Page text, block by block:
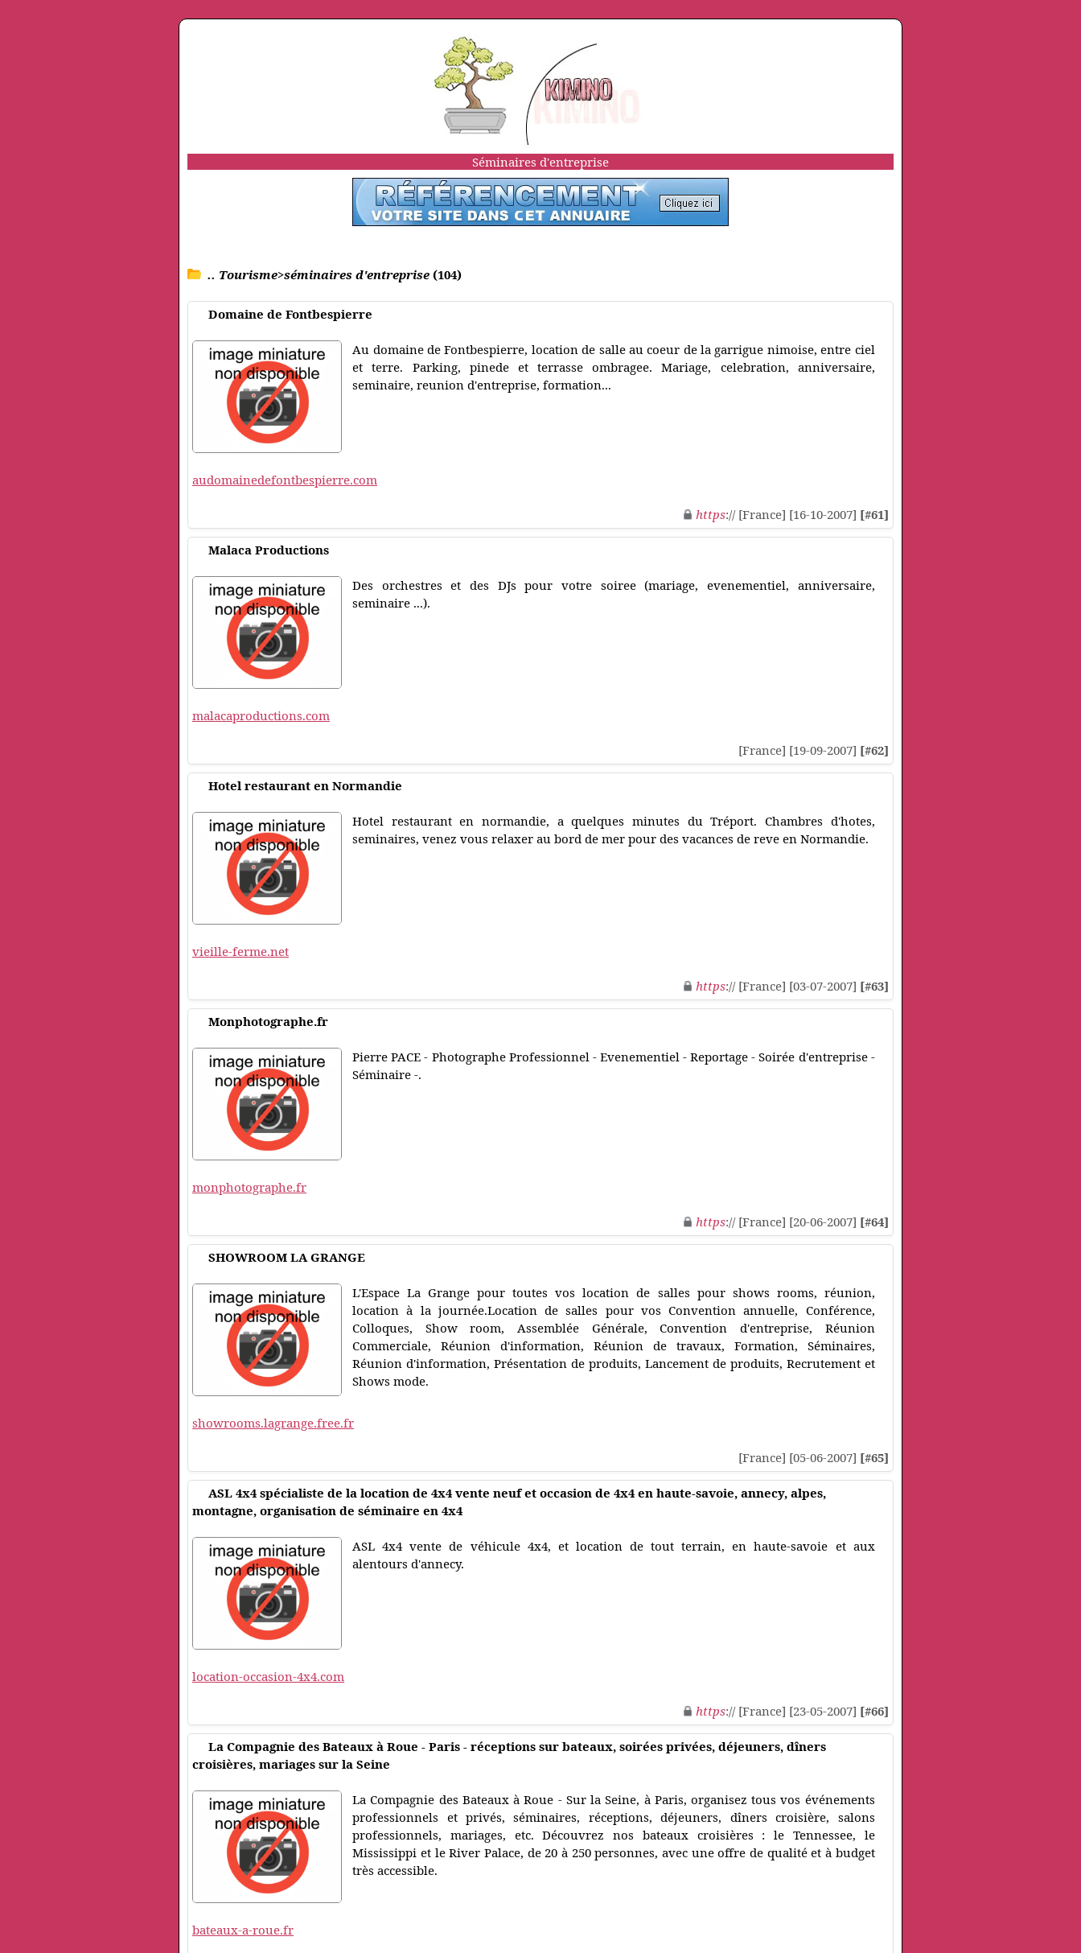
Séminaires d'entreprise
.. Tourisme>séminaires d'entreprise (104)
Domaine de Fontbespierre
Au domaine de Fontbespierre, location de salle au coeur de la garrigue nimoise, entre ciel
et terre. Parking, pinede et terrasse ombragee. Mariage, celebration, anniversaire,
seminaire, reunion d'entreprise, formation...
audomainedefontbespierre.com
https:// [France] [16-10-2007] [#61]
Malaca Productions
Des orchestres et des DJs pour votre soiree (mariage, evenementiel, anniversaire,
seminaire ...).
malacaproductions.com
[France] [19-09-2007] [#62]
Hotel restaurant en Normandie
Hotel restaurant en normandie, a quelques minutes du Tréport. Chambres d'hotes,
seminaires, venez vous relaxer au bord de mer pour des vacances de reve en Normandie.
vieille-ferme.net
https:// [France] [03-07-2007] [#63]
Monphotographe.fr
Pierre PACE - Photographe Professionnel - Evenementiel - Reportage - Soirée d'entreprise -
Séminaire -.
monphotographe.fr
https:// [France] [20-06-2007] [#64]
SHOWROOM LA GRANGE
L'Espace La Grange pour toutes vos location de salles pour shows rooms, réunion,
location à la journée.Location de salles pour vos Convention annuelle, Conférence,
Colloques, Show room, Assemblée Générale, Convention d'entreprise, Réunion
Commerciale, Réunion d'information, Réunion de travaux, Formation, Séminaires,
Réunion d'information, Présentation de produits, Lancement de produits, Recrutement et
Shows mode.
showrooms.lagrange.free.fr
[France] [05-06-2007] [#65]
ASL 4x4 spécialiste de la location de 4x4 vente neuf et occasion de 4x4 en haute-savoie, annecy, alpes,
montagne, organisation de séminaire en 4x4
ASL 4x4 vente de véhicule 4x4, et location de tout terrain, en haute-savoie et aux
alentours d'annecy.
location-occasion-4x4.com
https:// [France] [23-05-2007] [#66]
La Compagnie des Bateaux à Roue - Paris - réceptions sur bateaux, soirées privées, déjeuners, dîners
croisières, mariages sur la Seine
La Compagnie des Bateaux à Roue - Sur la Seine, à Paris, organisez tous vos événements
professionnels et privés, séminaires, réceptions, déjeuners, dîners croisière, salons
professionnels, mariages, etc. Découvrez nos bateaux croisières : le Tennessee, le
Mississippi et le River Palace, de 20 à 250 personnes, avec une offre de qualité et à budget
très accessible.
bateaux-a-roue.fr